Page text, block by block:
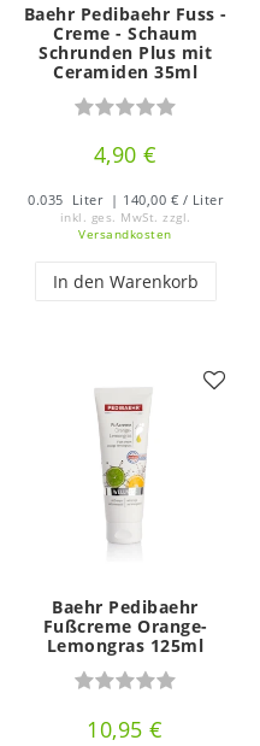
Baehr Pedibaehr Fuss -
Creme - Schaum
Schrunden Plus mit
Ceramiden 35ml
4,90 €
0.035 Liter | 140,00 € / Liter
inkl. ges. MwSt. zzgl.
Versandkosten
In den Warenkorb
Baehr Pedibaehr
Fußcreme Orange-
Lemongras 125ml
10,95 €